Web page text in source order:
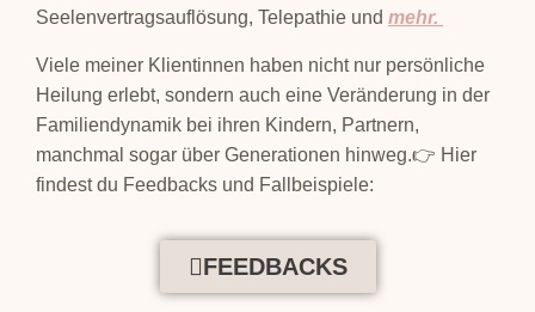
Seelenvertragsauflösung, Telepathie und mehr.
Viele meiner Klientinnen haben nicht nur persönliche
Heilung erlebt, sondern auch eine Veränderung in der
Familiendynamik bei ihren Kindern, Partnern,
manchmal sogar über Generationen hinweg.👉 Hier
findest du Feedbacks und Fallbeispiele:
FEEDBACKS